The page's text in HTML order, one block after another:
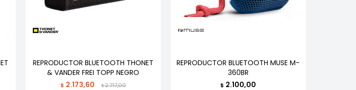
REPRODUCTOR BLUETOOTH THONET
& VANDER FREI TOPP NEGRO
$ 2.173,60 $2.717,00
REPRODUCTOR BLUETOOTH MUSE M-
360BR
$ 2.100,00